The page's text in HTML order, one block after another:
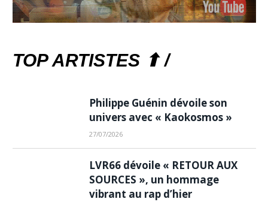
TOP ARTISTES ⬆ /
Philippe Guénin dévoile son
univers avec « Kaokosmos »
27/07/2026
LVR66 dévoile « RETOUR AUX
SOURCES », un hommage
vibrant au rap d’hier